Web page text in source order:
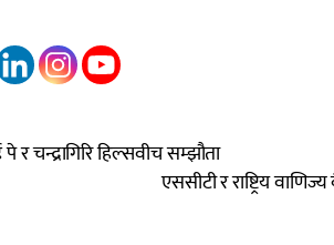
चन्द्रागिरि हिल्सवीच सम्झौता
एससीटी र राष्ट्रिय